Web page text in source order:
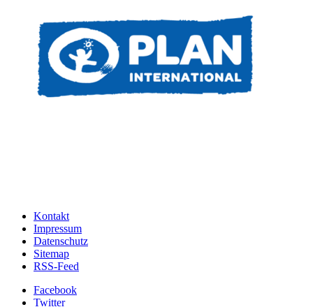
Kontakt
Impressum
Datenschutz
Sitemap
RSS-Feed
Facebook
Twitter